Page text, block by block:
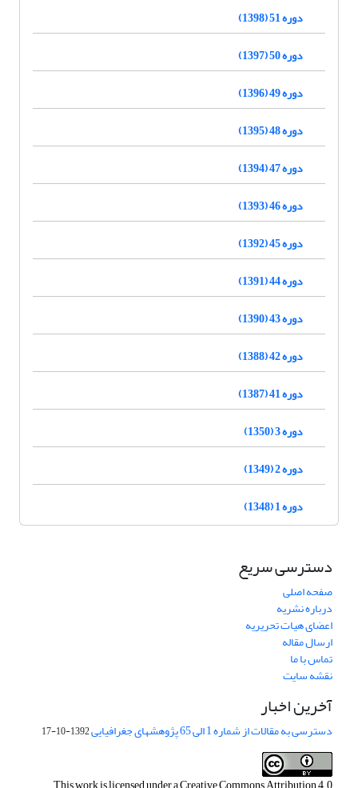
دوره 51 (1398)
دوره 50 (1397)
دوره 49 (1396)
دوره 48 (1395)
دوره 47 (1394)
دوره 46 (1393)
دوره 45 (1392)
دوره 44 (1391)
دوره 43 (1390)
دوره 42 (1388)
دوره 41 (1387)
دوره 3 (1350)
دوره 2 (1349)
دوره 1 (1348)
دسترسی سریع
صفحه اصلی
درباره نشریه
اعضای هیات تحریریه
ارسال مقاله
تماس با ما
نقشه سایت
آخرین اخبار
دسترسی به مقالات از شماره 1 الی 65 پژوهشهای جغرافیایی 1392-10-17